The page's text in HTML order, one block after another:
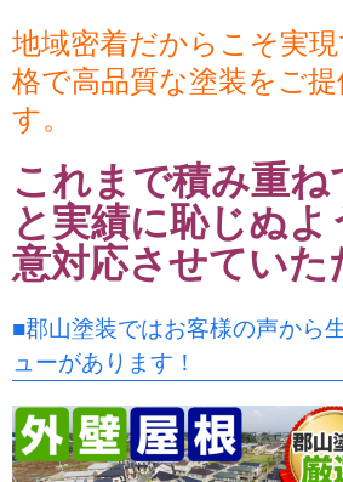
地域密着だからこそ実
格で高品質な塗装をご提
す。
これまで積み重ね
と実績に恥じぬよ
意対応させていた
■郡山塗装ではお客様の声から
ューがあります！